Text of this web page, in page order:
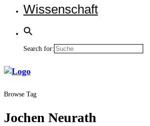
Wis­sen­schaft
Search for:
Browse Tag
Jochen Neurath